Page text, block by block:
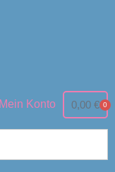
Mein Konto 0,00 € 0